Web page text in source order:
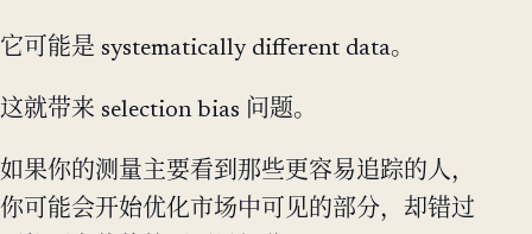
它可能是 systematically different data。
这就带来 selection bias 问题。
如果你的测量主要看到那些更容易追踪的人，
你可能会开始优化市场中可见的部分，却错过